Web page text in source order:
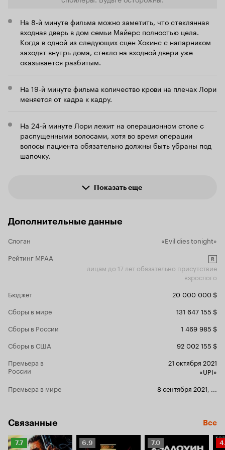
надо было создателям уйти в лирику. И это
трамплин для 'Хэллоуин заканчивается'. По
итогу, я не люблю фильмы-трамплины. Я
понимаю создателей, им лишняя касса не
помешает. Но не так же прямолинейно всё
делать-то. Верю, что 'Хэллоуин заканчивается'
всё-таки сможет поставить эффектную точку.
На 8-й минуте фильма можно заметить, что стеклянная
входная дверь в дом семьи Майерс полностью цела.
Когда в одной из следующих сцен Хокинс с напарником
заходят внутрь дома, стекло на входной двери уже
оказывается разбитым.
На 19-й минуте фильма количество крови на плечах Лори
меняется от кадра к кадру.
На 24-й минуте Лори лежит на операционном столе с
распущенными волосами, хотя во время операции
волосы пациента обязательно должны быть убраны под
шапочку.
Показать еще
Дополнительные данные
Слоган
«Evil dies tonight»
Рейтинг MPAA
R
лицам до 17 лет обязательно присутствие
взрослого
Бюджет
20 000 000 $
Сборы в мире
131 647 155 $
Сборы в России
1 469 985 $
Сборы в США
92 002 155 $
Премьера в
России
21 октября 2021
«UPI»
Премьера в мире
8 сентября 2021
Связанные Все
Рейтинг
7.7
Рейтинг
6.9
Рейтинг
7.0